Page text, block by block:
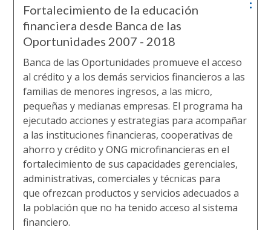
Fortalecimiento de la educación
financiera desde Banca de las
Oportunidades 2007 - 2018
Banca de las Oportunidades promueve el acceso
al crédito y a los demás servicios financieros a las
familias de menores ingresos, a las micro,
pequeñas y medianas empresas. El programa ha
ejecutado acciones y estrategias para acompañar
a las instituciones financieras, cooperativas de
ahorro y crédito y ONG microfinancieras en el
fortalecimiento de sus capacidades gerenciales,
administrativas, comerciales y técnicas para
que ofrezcan productos y servicios adecuados a
la población que no ha tenido acceso al sistema
financiero.